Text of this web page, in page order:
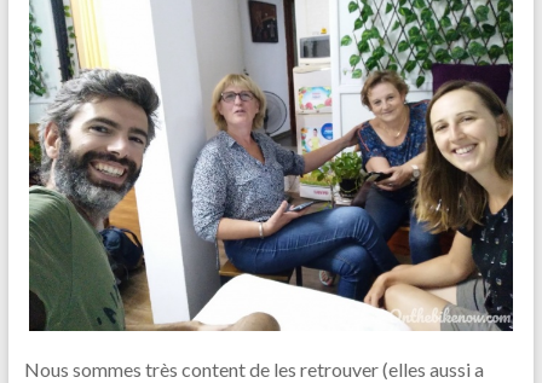
Nous sommes très content de les retrouver (elles aussi a